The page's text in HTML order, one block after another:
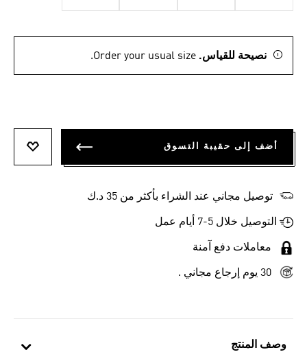
وصف المنتج
نصيحة للقياس. Order your usual size.
أضف إلى حقيبة التسوق
توصيل مجاني عند الشراء بأكثر من 35 د.ك
التوصيل خلال 5-7 أيام عمل
معاملات دفع آمنة